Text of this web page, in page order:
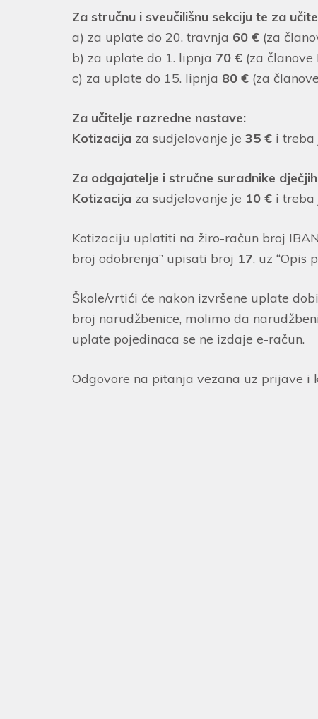
Za stručnu i sveučilišnu sekciju te za
a) za uplate do 20. travnja 60 € (za
b) za uplate do 1. lipnja 70 € (za
c) za uplate do 15. lipnja 80 € (za
Za učitelje razredne nastave:
Kotizacija za sudjelovanje je 35 € i treba
Za odgajatelje i stručne suradnike
Kotizacija za sudjelovanje je 10 € i treba
Kotizaciju uplatiti na žiro-račun broj
broj odobrenja” upisati broj 17, uz “Opis
Škole/vrtići će nakon izvršene uplate
broj narudžbenice, molimo da
uplate pojedinaca se ne izdaje e-račun.
Odgovore na pitanja vezana uz prijave i